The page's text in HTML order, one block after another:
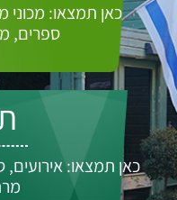
כאן תמצאו: מכוני
ספרים,
כאן תמצאו: אירועים,